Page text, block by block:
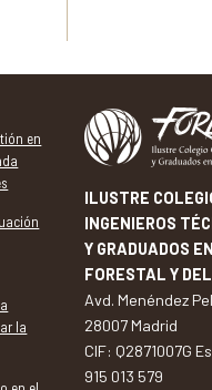
en
la
ILUSTRE
INGENIEROS
Y GRADUADOS
FORESTAL Y
Avd. Menéndez
28007 Madrid
CIF: Q2871007G
915 013 579